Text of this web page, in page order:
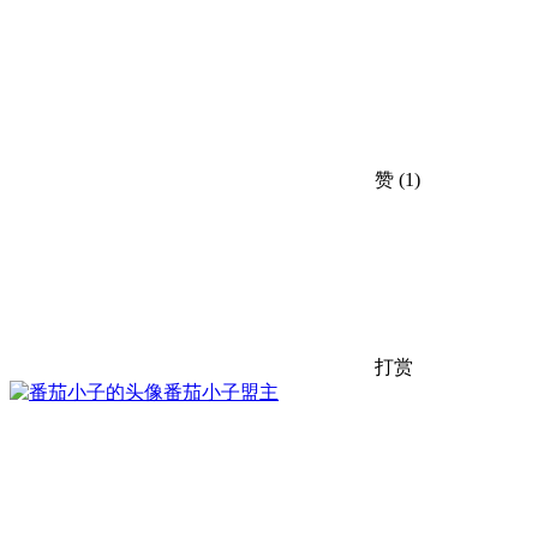
赞 (1)
打赏
番茄小子盟主